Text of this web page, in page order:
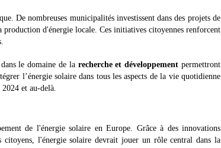
De nombreuses municipalités investissent dans des projets de
production d'énergie locale. Ces initiatives citoyennes renforcent
le domaine de la recherche et développement permettront
l’énergie solaire dans tous les aspects de la vie quotidienne
et au-delà.
de l'énergie solaire en Europe. Grâce à des innovations
citoyens, l'énergie solaire devrait jouer un rôle central dans la